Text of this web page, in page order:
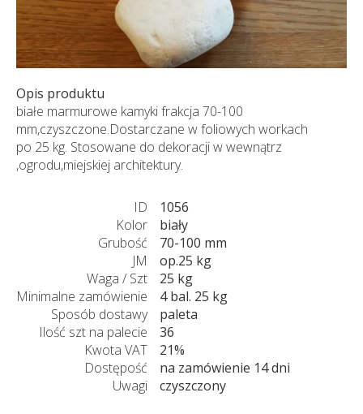
Opis produktu
białe marmurowe kamyki frakcja 70-100
mm,czyszczone.Dostarczane w foliowych workach
po 25 kg. Stosowane do dekoracji w wewnątrz
,ogrodu,miejskiej architektury.
ID
1056
Kolor
biały
Grubość
70-100 mm
JM
op.25 kg
Waga / Szt
25 kg
Minimalne zamówienie
4 bal. 25 kg
Sposób dostawy
paleta
Ilość szt na palecie
36
Kwota VAT
21%
Dostępość
na zamówienie 14 dni
Uwagi
czyszczony